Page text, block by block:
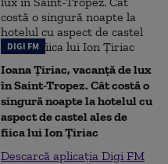
DIGI FM
Ioana Țiriac, vacanță de lux
în Saint-Tropez. Cât costă o
singură noapte la hotelul cu
aspect de castel ales de
fiica lui Ion Țiriac
Descarcă aplicația Digi FM